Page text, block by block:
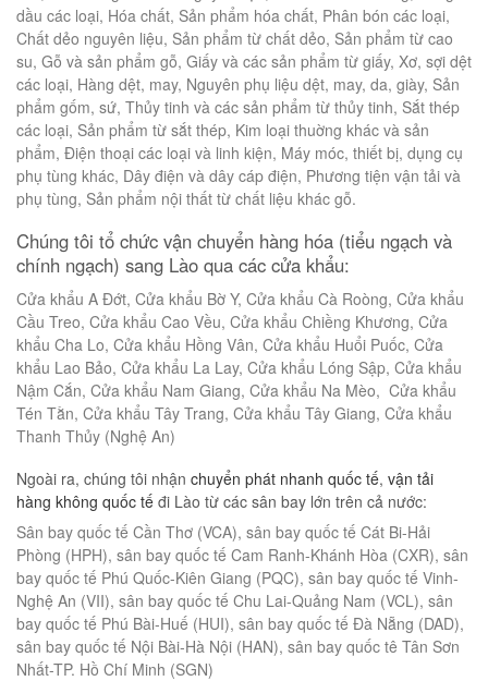
dầu các loại, Hóa chất, Sản phẩm hóa chất, Phân bón các loại,
Chất dẻo nguyên liệu, Sản phẩm từ chất dẻo, Sản phẩm từ cao
su, Gỗ và sản phẩm gỗ, Giấy và các sản phẩm từ giấy, Xơ, sợi dệt
các loại, Hàng dệt, may, Nguyên phụ liệu dệt, may, da, giày, Sản
phẩm gốm, sứ, Thủy tinh và các sản phẩm từ thủy tinh, Sắt thép
các loại, Sản phẩm từ sắt thép, Kim loại thuờng khác và sản
phẩm, Ðiện thoại các loại và linh kiện, Máy móc, thiết bị, dụng cụ
phụ tùng khác, Dây điện và dây cáp điện, Phương tiện vận tải và
phụ tùng, Sản phẩm nội thất từ chất liệu khác gỗ.
Chúng tôi tổ chức vận chuyển hàng hóa (tiểu ngạch và
chính ngạch) sang Lào qua các cửa khẩu:
Cửa khẩu A Đớt, Cửa khẩu Bờ Y, Cửa khẩu Cà Roòng, Cửa khẩu
Cầu Treo, Cửa khẩu Cao Vều, Cửa khẩu Chiềng Khương, Cửa
khẩu Cha Lo, Cửa khẩu Hồng Vân, Cửa khẩu Huổi Puốc, Cửa
khẩu Lao Bảo, Cửa khẩu La Lay, Cửa khẩu Lóng Sập, Cửa khẩu
Nậm Cắn, Cửa khẩu Nam Giang, Cửa khẩu Na Mèo, Cửa khẩu
Tén Tằn, Cửa khẩu Tây Trang, Cửa khẩu Tây Giang, Cửa khẩu
Thanh Thủy (Nghệ An)
Ngoài ra, chúng tôi nhận chuyển phát nhanh quốc tế, vận tải
hàng không quốc tế đi Lào từ các sân bay lớn trên cả nước:
Sân bay quốc tế Cần Thơ (VCA), sân bay quốc tế Cát Bi-Hải
Phòng (HPH), sân bay quốc tế Cam Ranh-Khánh Hòa (CXR), sân
bay quốc tế Phú Quốc-Kiên Giang (PQC), sân bay quốc tế Vinh-
Nghệ An (VII), sân bay quốc tế Chu Lai-Quảng Nam (VCL), sân
bay quốc tế Phú Bài-Huế (HUI), sân bay quốc tế Đà Nẵng (DAD),
sân bay quốc tế Nội Bài-Hà Nội (HAN), sân bay quốc tê Tân Sơn
Nhất-TP. Hồ Chí Minh (SGN)